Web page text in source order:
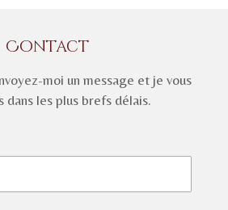
Contact
moi un message et je vous
dans les plus brefs délais.